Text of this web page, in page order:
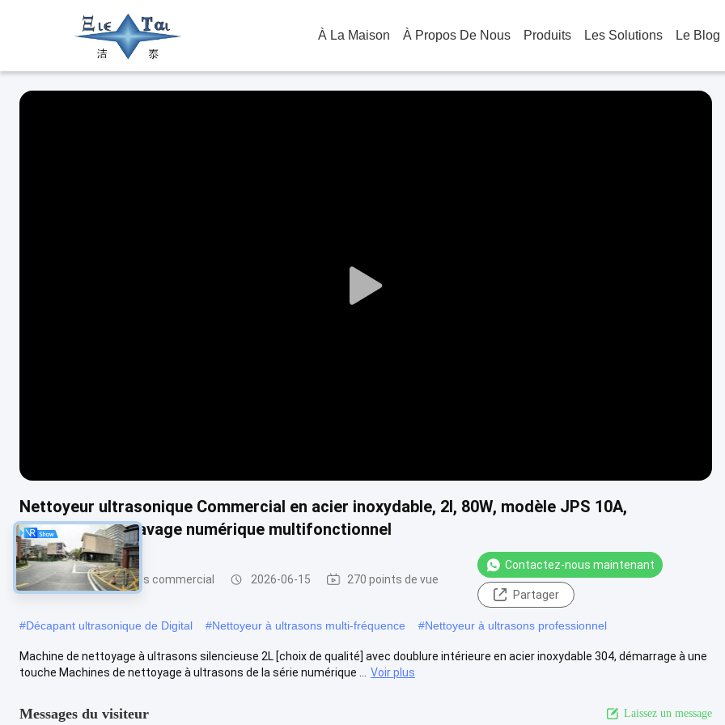
À La Maison À Propos De Nous Produits Les Solutions Le Blog
Play
Nettoyeur ultrasonique Commercial en acier inoxydable, 2l, 80W, modèle JPS 10A,
équipement de lavage numérique multifonctionnel
Nettoyeur à ultrasons commercial 2026-06-15 270 points de vue
Contactez-nous maintenant
Partager
#Décapant ultrasonique de Digital #Nettoyeur à ultrasons multi-fréquence #Nettoyeur à ultrasons professionnel
Machine de nettoyage à ultrasons silencieuse 2L [choix de qualité] avec doublure intérieure en acier inoxydable 304, démarrage à une
touche Machines de nettoyage à ultrasons de la série numérique ...
Voir plus
Messages du visiteur Laissez un message